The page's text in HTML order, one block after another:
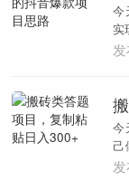
今
实
开
今
己
么